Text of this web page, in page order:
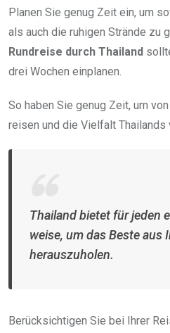
Planen Sie genug Zeit ein, um
als auch die ruhigen Strände zu
Rundreise durch Thailand
drei Wochen einplanen.
So haben Sie genug Zeit, um
reisen und die Vielfalt Thailands
Thailand bietet für jeden
weise, um das Beste aus
herauszuholen.
Berücksichtigen Sie bei Ihrer